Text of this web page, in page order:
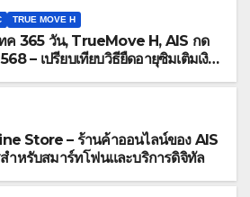
TRUE MOVE H
ค 365 วัน, TrueMove H, AIS กด
– เปรียบเทียบวิธียืดอายุซิมเติมเงิน
Store – ร้านค้าออนไลน์ของ AIS
สำหรับสมาร์ทโฟนและบริการดิจิทัล